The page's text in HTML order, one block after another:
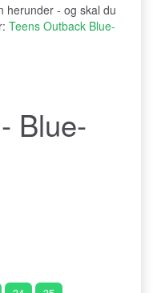
herunder - og skal du
Teens Outback Blue-
Blue-